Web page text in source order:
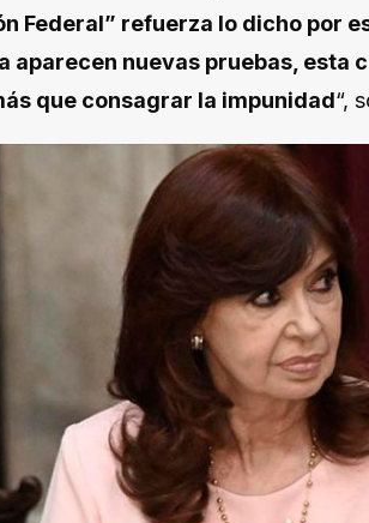
Federal” refuerza lo dicho por
aparecen nuevas pruebas, esta
que consagrar la impunidad“,